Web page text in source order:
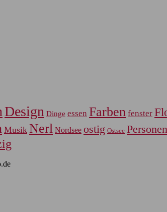
Design Dinge essen Farben fenster
Musik Nerl Nordsee ostig Ostsee